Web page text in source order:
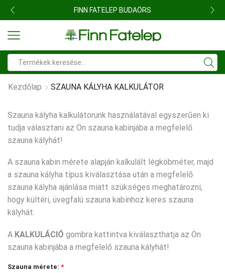
FINN FATELEP BUDAÖRS
input
Kezdőlap SZAUNA KÁLYHA KALKULÁTOR
Szauna kályha kalkulátorunk használatával egyszerűen ki
tudja választani az Ön szauna kabinjába a megfelelő
szauna kályhát!
A szauna kabin mérete alapján kalkulált légköbméter, majd
a szauna kályha típus kiválasztása után a megfelelő
szauna kályha ajánlása miatt szükséges meghatározni,
hogy kültéri, üvegfalú szauna kabinhoz keres szauna
kályhát.
A KALKULÁCIÓ gombra kattintva kiválaszthatja az Ön
szauna kabinjába a megfelelő szauna kályhát!
Szauna mérete: *